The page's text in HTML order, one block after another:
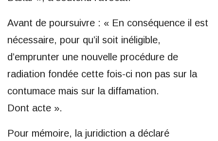
Avant de poursuivre : « En conséquence il est
nécessaire, pour qu’il soit inéligible,
d’emprunter une nouvelle procédure de
radiation fondée cette fois-ci non pas sur la
contumace mais sur la diffamation.
Dont acte ».
Pour mémoire, la juridiction a déclaré